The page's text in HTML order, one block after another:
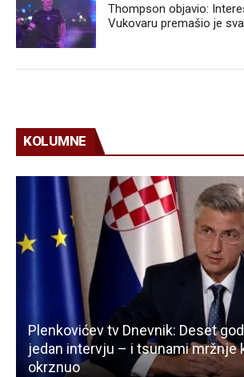
Thompson objavio:
Vukovaru premašio je
KOLUMNE
Plenkovićev tv Dnevnik: Deset
jedan intervju – i tsunami mržnje
okrznuo